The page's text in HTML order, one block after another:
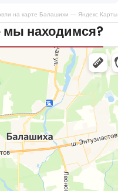
на карте Балашихи — Яндекс Карты
мы находимся?
в Балашихе